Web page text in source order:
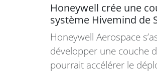
Honeywell crée une
système Hivemind de
Honeywell Aerospace
développer une couche
pourrait accélérer le